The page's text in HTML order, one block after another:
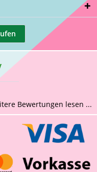
Bewertungen lesen ...